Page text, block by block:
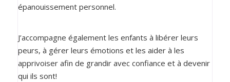
épanouissement personnel.
J’accompagne également les enfants à libérer leurs
peurs, à gérer leurs émotions et les aider à les
apprivoiser afin de grandir avec confiance et à devenir
qui ils sont!